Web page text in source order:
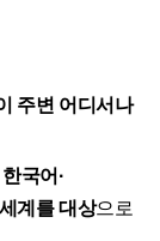
주변 어디서나
한국어·
계를 대상으로